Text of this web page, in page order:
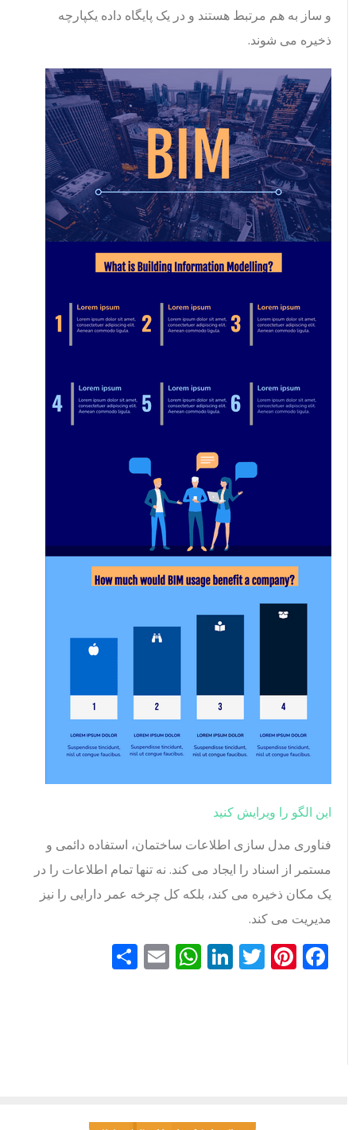
و ساز به هم مرتبط هستند و در یک پایگاه داده یکپارچه
ذخیره می شوند.
این الگو را ویرایش کنید
فناوری مدل سازی اطلاعات ساختمان، استفاده دائمی و
مستمر از اسناد را ایجاد می کند. نه تنها تمام اطلاعات را در
یک مکان ذخیره می کند، بلکه کل چرخه عمر دارایی را نیز
مدیریت می کند.
Facebook
Pinterest
Twitter
LinkedIn
WhatsApp
Emailاشتراک